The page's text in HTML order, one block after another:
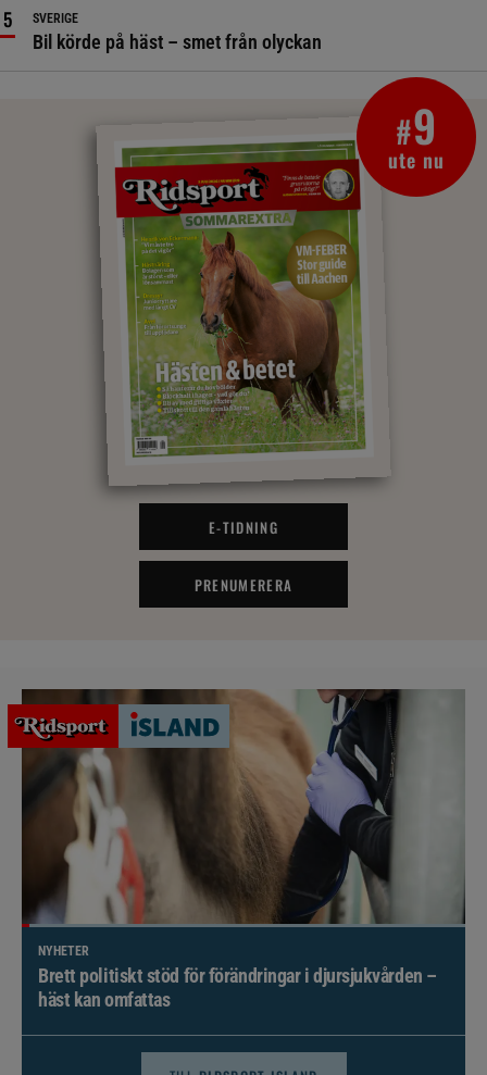
SVERIGE
Bil körde på häst – smet från olyckan
#9
ute nu
E-TIDNING
PRENUMERERA
NYHETER
Brett politiskt stöd för förändringar i djursjukvården –
häst kan omfattas